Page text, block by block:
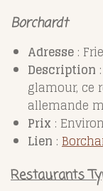
Borchardt
Adresse :
Description
glamour, ce
allemande
Prix :
Lien :
Restaurants